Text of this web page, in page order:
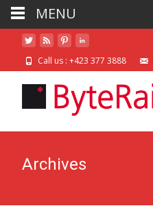
Call us : +423 377 3888
Archives
MENU